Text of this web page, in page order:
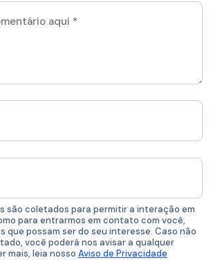
são coletados para permitir a interação em
para entrarmos em contato com você,
que possam ser do seu interesse. Caso não
você poderá nos avisar a qualquer
mais, leia nosso Aviso de Privacidade